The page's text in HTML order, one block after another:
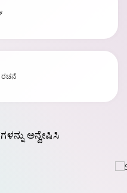
ರಚನೆ
ಅನ್ವೇಷಿಸಿ